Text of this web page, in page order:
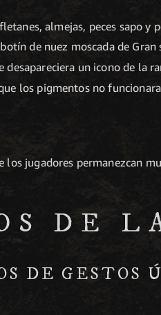
almejas, peces sapo y
de nuez moscada de
desapareciera un icono de la
los pigmentos no
los jugadores permanezcan
DE
DE GESTOS